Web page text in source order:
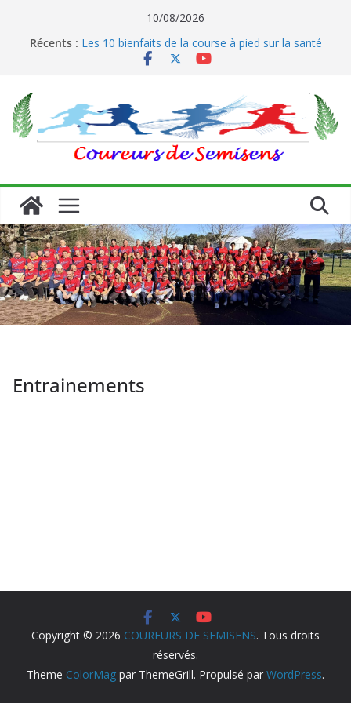
10/08/2026
Récents : Les 10 bienfaits de la course à pied sur la santé
Entrainements
Copyright © 2026 COUREURS DE SEMISENS. Tous droits
réservés.
Theme ColorMag par ThemeGrill. Propulsé par WordPress.